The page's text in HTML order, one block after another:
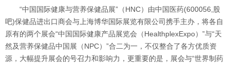
“中国国际健康与营养保健品展”（HNC）由中国医药(600056,股
吧)保健品进出口商会与上海博华国际展览有限公司携手主办，将各自
原有的两个展会“中国国际健康产品展览会（HealthplexExpo）”与“天
然及营养保健品中国展（NPC）”合二为一，不仅整合了各方优质资
源，大幅提升展会的号召力和影响力，更重要的是，展会与“世界制药